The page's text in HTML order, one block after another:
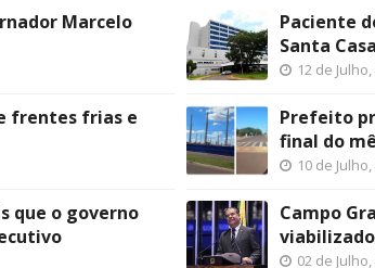
Marcelo
frentes frias e
que o governo
Paciente
Santa
12 de
Prefeito
final do
10 de
Campo
02 de